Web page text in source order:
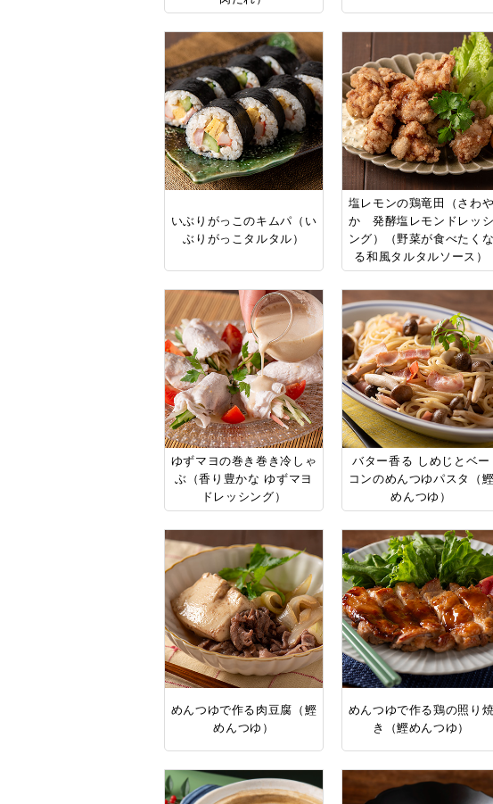
いぶりがっこのキムパ（い
ぶりがっこタルタル）
塩レモンの鶏竜田（さわや
か 発酵塩レモンドレッシ
ング）（野菜が食べたくな
る和風タルタルソース）
ゆずマヨの巻き巻き冷しゃ
ぶ（香り豊かな ゆずマヨ
ドレッシング）
バター香る しめじとベー
コンのめんつゆパスタ（鰹
めんつゆ）
めんつゆで作る肉豆腐（鰹
めんつゆ）
めんつゆで作る鶏の照り焼
き（鰹めんつゆ）